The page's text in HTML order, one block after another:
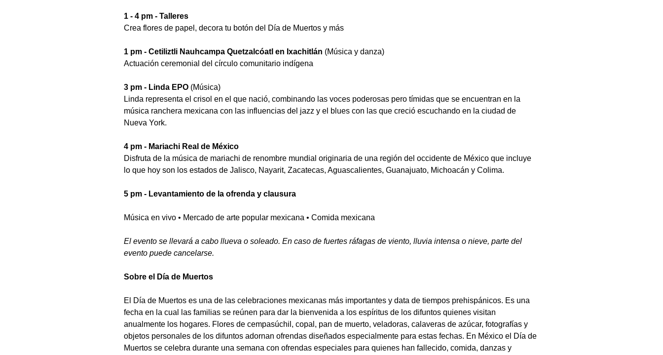
1 - 4 pm - Talleres
Crea flores de papel, decora tu botón del Día de Muertos y más
1 pm - Cetiliztli Nauhcampa Quetzalcóatl en Ixachitlán (Música y danza)
Actuación ceremonial del círculo comunitario indígena
3 pm - Linda EPO (Música)
Linda representa el crisol en el que nació, combinando las voces poderosas pero tímidas que se encuentran en la
música ranchera mexicana con las influencias del jazz y el blues con las que creció escuchando en la ciudad de
Nueva York.
4 pm - Mariachi Real de México
Disfruta de la música de mariachi de renombre mundial originaria de una región del occidente de México que incluye
lo que hoy son los estados de Jalisco, Nayarit, Zacatecas, Aguascalientes, Guanajuato, Michoacán y Colima.
5 pm - Levantamiento de la ofrenda y clausura
Música en vivo • Mercado de arte popular mexicana • Comida mexicana
El evento se llevará a cabo llueva o soleado. En caso de fuertes ráfagas de viento, lluvia intensa o nieve, parte del
evento puede cancelarse.
Sobre el Día de Muertos
El Día de Muertos es una de las celebraciones mexicanas más importantes y data de tiempos prehispánicos. Es una
fecha en la cual las familias se reúnen para dar la bienvenida a los espíritus de los difuntos quienes visitan
anualmente los hogares. Flores de cempasúchil, copal, pan de muerto, veladoras, calaveras de azúcar, fotografías y
objetos personales de los difuntos adornan ofrendas diseñados especialmente para estas fechas. En México el Día de
Muertos se celebra durante una semana con ofrendas especiales para quienes han fallecido, comida, danzas y